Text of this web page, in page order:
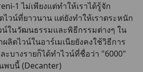
1 ไม่เพียงแต่ทำให้เราได้รู้จัก
ไวน์ที่ยาวนาน แต่ยังทำให้เราตระหนัก
ในวัฒนธรรมและพิธีกรรมต่างๆ ใน
ลิตไวน์ในอาร์เมเนียยังคงใช้วิธีการ
ะบางรายก็ได้ทำไวน์ที่ชื่อว่า "6000"
พบนี้ (Decanter)